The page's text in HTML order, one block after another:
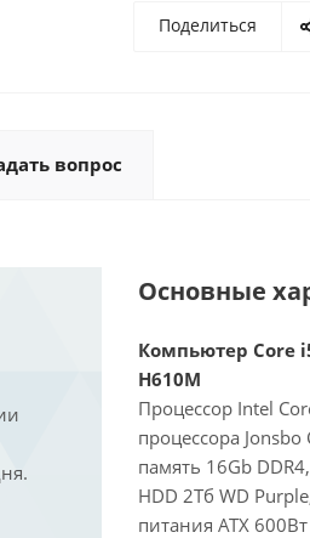
Поделиться
вопрос
Основные
Компьютер Core i5
H610M
Процессор Intel
процессора
память 16Gb
HDD 2Тб WD
питания ATX